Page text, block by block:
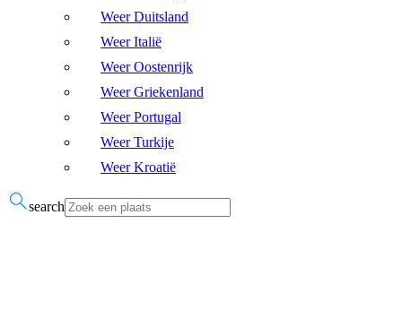
Weer Duitsland
Weer Italië
Weer Oostenrijk
Weer Griekenland
Weer Portugal
Weer Turkije
Weer Kroatië
search